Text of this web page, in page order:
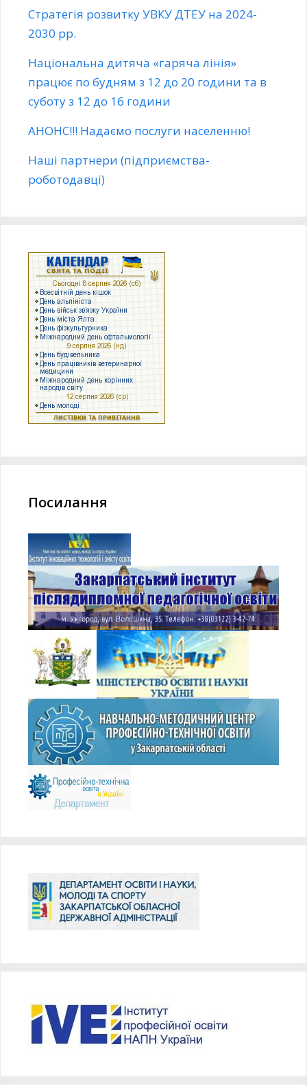
Стратегія розвитку УВКУ ДТЕУ на 2024-
2030 рр.
Національна дитяча «гаряча лінія»
працює по будням з 12 до 20 години та в
суботу з 12 до 16 години
АНОНС!!! Надаємо послуги населенню!
Наші партнери (підприємства-
роботодавці)
Посилання